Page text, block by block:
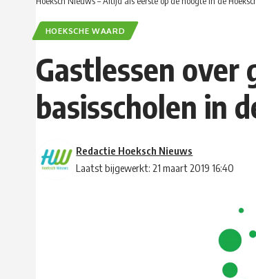
HOEKSCHE WAARD
Gastlessen over
basisscholen in
Laatst bijgewerkt: 21 maart 2019 16:40
Redactie Hoeksch Nieuws